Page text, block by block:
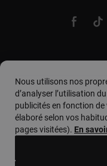
Pays
Nous utilisons nos
d’analyser l’utilisation
publicités en fonction de
élaboré selon vos
pages visitées). En